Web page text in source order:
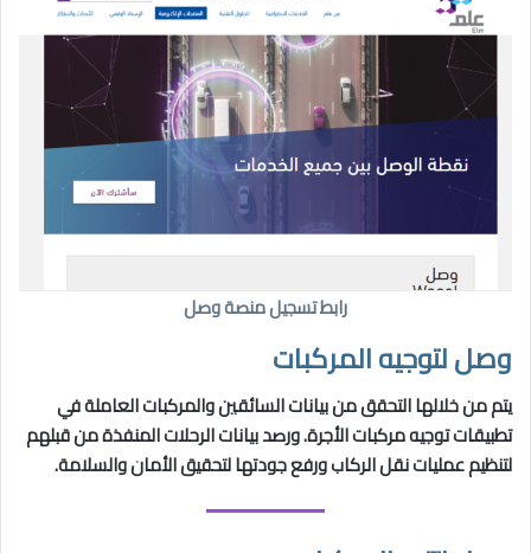
رابط تسجيل منصة وصل
وصل لتوجيه المركبات
يتم من خلالها التحقق من بيانات السائقين والمركبات العاملة في
تطبيقات توجيه مركبات الأجرة. ورصد بيانات الرحلات المنفذة من قبلهم
لتنظيم عمليات نقل الركاب ورفع جودتها لتحقيق الأمان والسلامة.